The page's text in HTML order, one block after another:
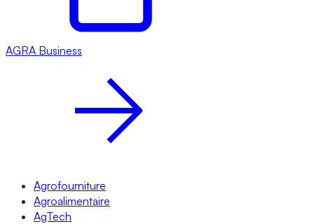
AGRA Business
Agrofourniture
Agroalimentaire
AgTech